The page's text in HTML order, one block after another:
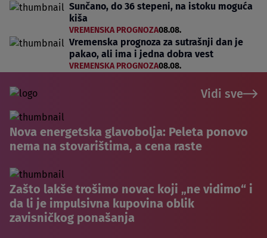
Sunčano, do 36 stepeni, na istoku moguća
kiša
VREMENSKA PROGNOZA08.08.
Vremenska prognoza za sutrašnji dan je
pakao, ali ima i jedna dobra vest
VREMENSKA PROGNOZA08.08.
Vidi sve
Nova energetska glavobolja: Peleta ponovo
nema na stovarištima, a cena raste
Zašto lakše trošimo novac koji „ne vidimo“ i
da li je impulsivna kupovina oblik
zavisničkog ponašanja